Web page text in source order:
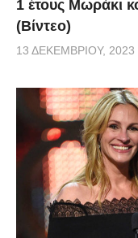
1 έτους Μωράκι
(Βίντεο)
13 ΔΕΚΕΜΒΡΊΟΥ, 2023